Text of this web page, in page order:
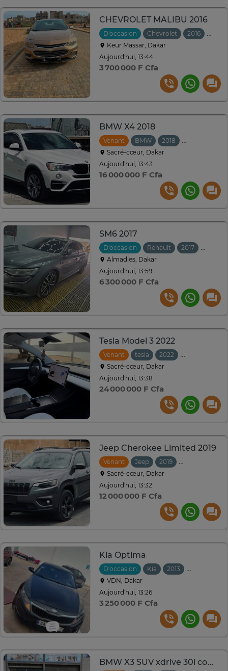
CHEVROLET MALIBU 2016
D'occasion Chevrolet 2016
Keur Massar, Dakar
Aujourd'hui, 13:44
3 700 000 F Cfa
BMW X4 2018
Venant BMW 2018
Automatique
Sacré-cœur, Dakar
Aujourd'hui, 13:43
16 000 000 F Cfa
SM6 2017
D'occasion Renault 2017
Almadies, Dakar
Aujourd'hui, 13:59
6 300 000 F Cfa
Tesla Model 3 2022
Venant tesla 2022
Automatique
Sacré-cœur, Dakar
Aujourd'hui, 13:38
24 000 000 F Cfa
Jeep Cherokee Limited 2019
Venant Jeep 2019
Automatique
Sacré-cœur, Dakar
Aujourd'hui, 13:32
12 000 000 F Cfa
Kia Optima
D'occasion Kia 2013
VDN, Dakar
Aujourd'hui, 13:26
3 250 000 F Cfa
BMW X3 SUV xdrive 30i compact blanc performant